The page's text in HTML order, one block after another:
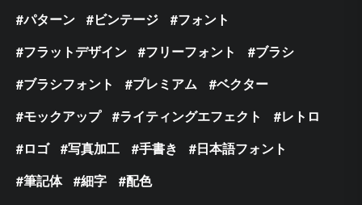
パターン
ビンテージ
フォント
フラットデザイン
フリーフォント
ブラシ
ブラシフォント
プレミアム
ベクター
モックアップ
ライティングエフェクト
レトロ
ロゴ
写真加工 手書き
日本語フォント
筆記体
細字 配色